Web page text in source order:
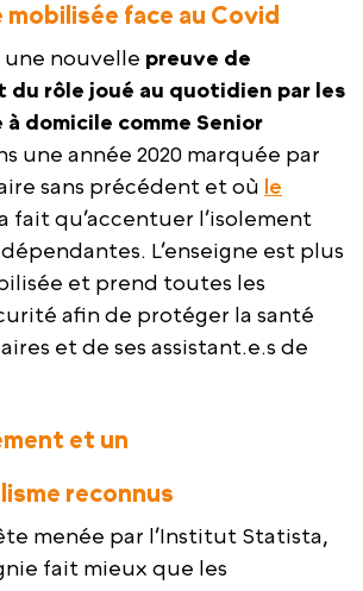
mobilisée face au Covid
nouvelle preuve de
du rôle joué au quotidien par les
à domicile comme Senior
une année 2020 marquée par
sans précédent et où le
fait qu’accentuer l’isolement
L’enseigne est plus
et prend toutes les
afin de protéger la santé
et de ses assistant.e.s de
et un
reconnus
menée par l’Institut Statista,
fait mieux que les